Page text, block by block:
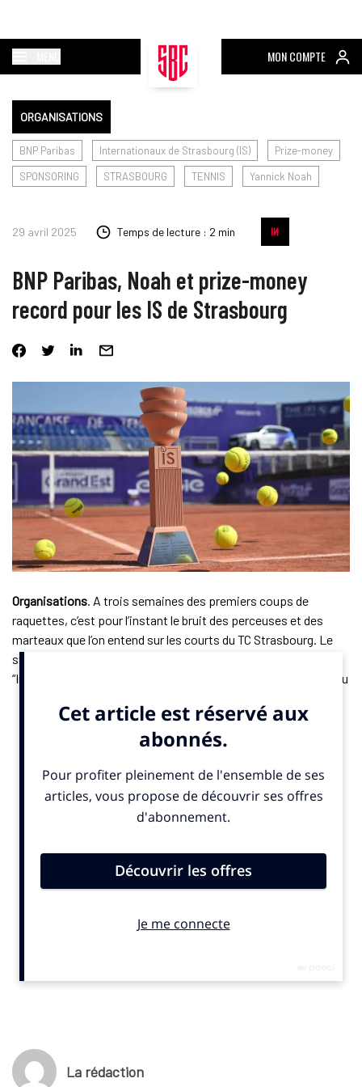
MON COMPTE
ORGANISATIONS
BNP Paribas Internationaux de Strasbourg (IS)
Prize-money
SPONSORING
STRASBOURG TENNIS Yannick Noah
29 avril 2025 Temps de lecture : 2 min
BNP Paribas, Noah et prize-money
record pour les IS de Strasbourg
Organisations. A trois semaines des premiers coups de
raquettes, c’est pour l’instant le bruit des perceuses et des
marteaux que l’on entend sur les courts du TC Strasbourg. Le
stade, au pied du parlement européen, accueillera les
“Internationaux” (IS) du 17 au 24 mai 2025. L’heure est encore au
terre. Rien ne laisse imaginer la tenue prochaine d’un tournoi
WTA 500… troisième français en importance après Roland-
Ce nouveau statut, acquis en 2024, a permis aux organisateurs
d’attirer BNP Paribas comme partenaire majeur pour l’édition
2025. L’équipementier Puma, dont le siège se situe d’ailleurs à
côté les arbitres pour la première fois.
Vosges (linge de maison) et Nagarro (IT) rejoignent également
auparavant
créateur il y a 37 ans.Le passage de WTA 250 à WTA 500 nous
La rédaction